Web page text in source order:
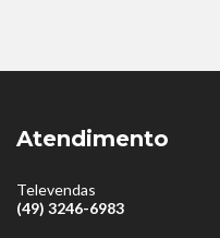
Atendimento
Televendas
(49) 3246-6983